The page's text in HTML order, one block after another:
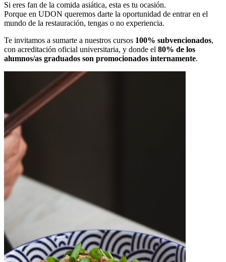
Si eres fan de la comida asiática, esta es tu ocasión.
Porque en UDON queremos darte la oportunidad de entrar en el
mundo de la restauración, tengas o no experiencia.
Te invitamos a sumarte a nuestros cursos 100% subvencionados,
con acreditación oficial universitaria, y donde el 80% de los
alumnos/as graduados son promocionados internamente.